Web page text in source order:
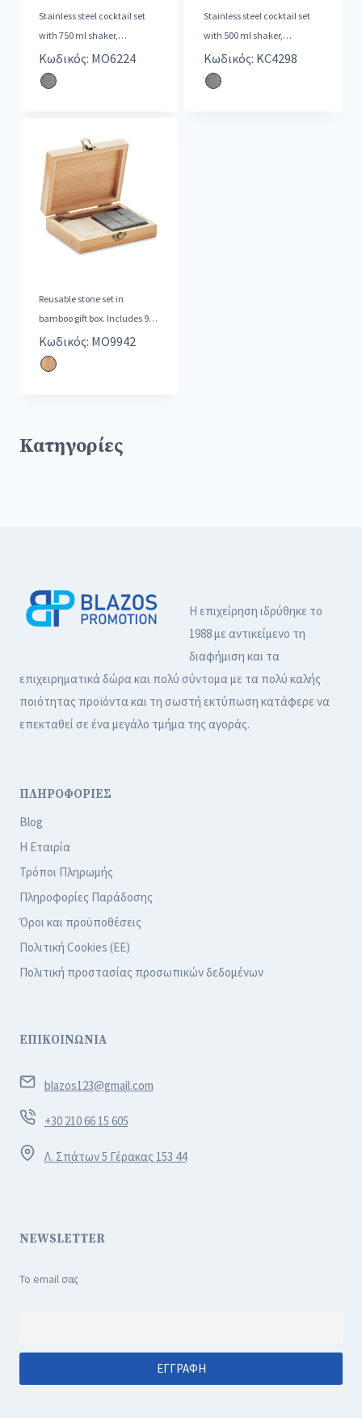
Stainless steel cocktail set
with 750 ml shaker,
measuring jug (30 ml) and
sieve
Κωδικός: MO6224
Stainless steel cocktail set
with 500 ml shaker,
measuring jug and sieve.
Κωδικός: KC4298
Reusable stone set in
bamboo gift box. Includes 9
reusable stone ice cubes with
Κωδικός: MO9942
Κατηγορίες
Η επιχείρηση ιδρύθηκε το
1988 με αντικείμενο τη
διαφήμιση και τα
επιχειρηματικά δώρα και πολύ σύντομα με τα πολύ καλής
ποιότητας προϊόντα και τη σωστή εκτύπωση κατάφερε να
επεκταθεί σε ένα μεγάλο τμήμα της αγοράς.
ΠΛΗΡΟΦΟΡΙΕΣ
Blog
Η Εταιρία
Τρόποι Πληρωμής
Πληροφορίες Παράδοσης
Όροι και προϋποθέσεις
Πολιτική Cookies (ΕΕ)
Πολιτική προστασίας προσωπικών δεδομένων
ΕΠΙΚΟΙΝΩΝΙΑ
blazos123@gmail.com
+30 210 66 15 605
Λ. Σπάτων 5 Γέρακας 153 44
NEWSLETTER
Το email σας